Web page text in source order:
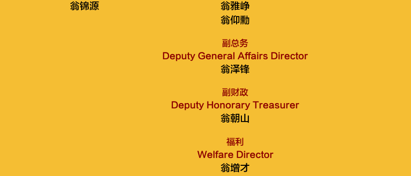
翁锦源
翁雅峥
翁仰勳
副总务
Deputy General Affairs Director
翁泽锋
副财政
Deputy Honorary Treasurer
翁朝山
福利
Welfare Director
翁增才